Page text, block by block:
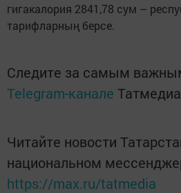
гигакалория 2841,78 сум –
тарифларның берсе.
Следите за самым
Telegram-канале Татмедиа
Читайте новости
национальном
https://max.ru/tatmedia